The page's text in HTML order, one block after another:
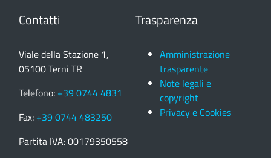
Contatti
Viale della Stazione 1,
05100 Terni TR
Telefono: +39 0744 4831
Fax: +39 0744 483250
Partita IVA: 00179350558
Trasparenza
Amministrazione
trasparente
Note legali e
copyright
Privacy e Cookies